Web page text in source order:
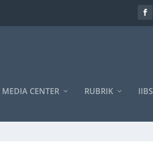
MEDIA CENTER RUBRIK IIBS